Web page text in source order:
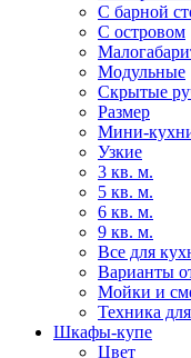
С барной
С островом
Модульные
Скрытые
Размер
Мини-
Узкие
3 кв. м.
5 кв. м.
6 кв. м.
9 кв. м.
Все для
Варианты
Мойки и
Техника
Шкафы-купе
Цвет